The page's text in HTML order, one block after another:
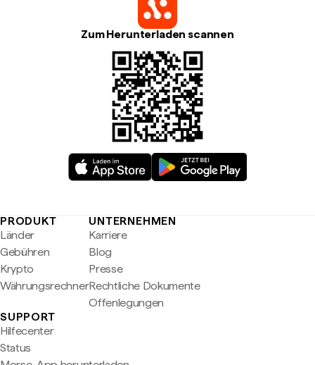
Zum Herunterladen scannen
PRODUKT
Länder
Gebühren
Krypto
Währungsrechner
UNTERNEHMEN
Karriere
Blog
Presse
Rechtliche Dokumente
Offenlegungen
SUPPORT
Hilfecenter
Status